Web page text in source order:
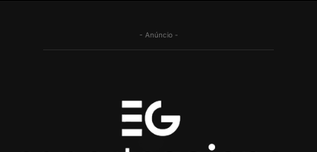
- Anúncio -